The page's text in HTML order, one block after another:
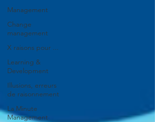
Management
Change
management
X raisons pour ...
Learning &
Development
Illusions, erreurs
de raisonnement
La Minute
Management